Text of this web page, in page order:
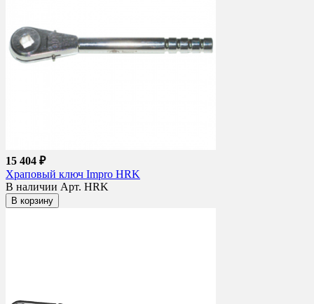
15 404 ₽
Храповый ключ Impro HRK
В наличии Арт. HRK
В корзину